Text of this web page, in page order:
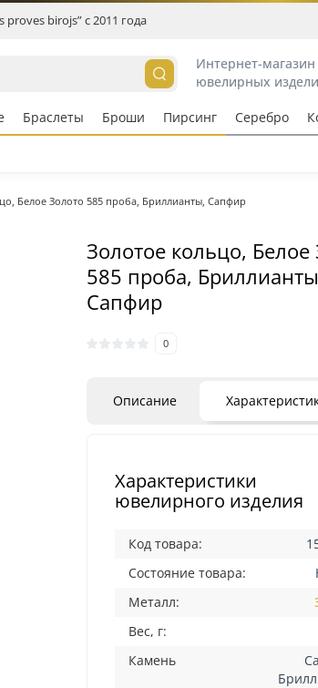
proves birojs” c 2011 года
Интернет-магазин
ювелирных
Браслеты Броши Пирсинг Серебро
Белое Золото 585 проба, Бриллианты, Сапфир
Золотое кольцо, Белое
585 проба,
Сапфир
0
Описание
Характеристики
ювелирного изделия
Код товара:
Состояние товара:
Металл:
Вес, г:
Камень